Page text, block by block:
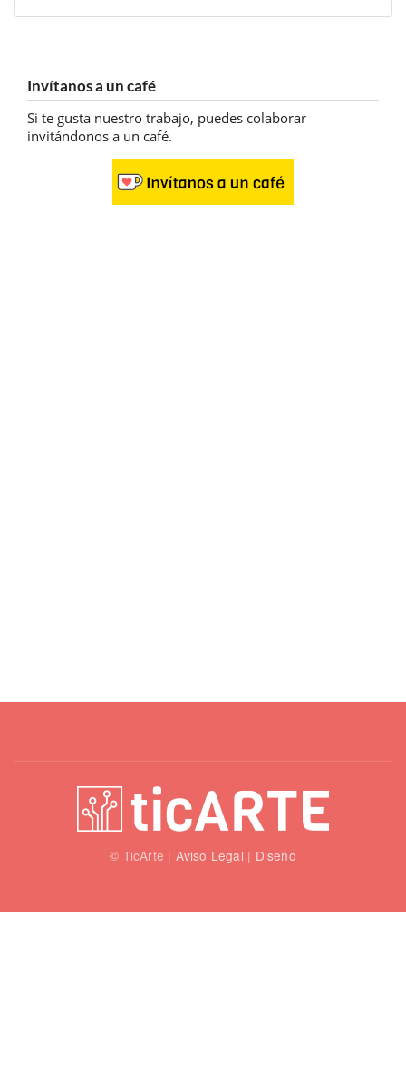
Invítanos a un café
Si te gusta nuestro trabajo, puedes colaborar
invitándonos a un café.
© TicArte | Aviso Legal | Diseño